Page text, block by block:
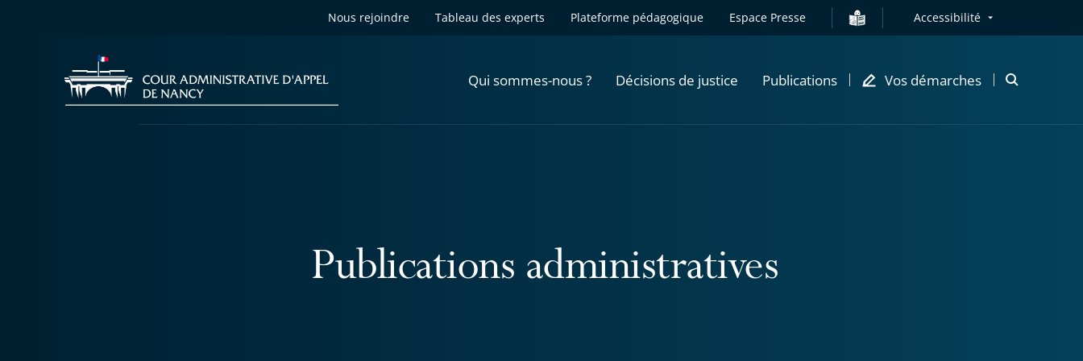
Nous rejoindre Tableau des experts Plateforme pédagogique Espace Presse Accessibilité
Qui sommes-nous ? Décisions de justice Publications Vos démarches
Ouvrir
Publications administratives